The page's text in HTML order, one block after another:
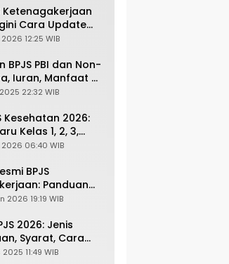
Ketenagakerjaan
Cara Update
HP di JMO
12:25 WIB
BPJS PBI dan Non-
Iuran, Manfaat &
Terbaru 2026
22:32 WIB
Kesehatan 2026:
Kelas 1, 2, 3,
Denda &
2026 06:40 WIB
BPJS
Panduan
dan Fitur
2026 19:19 WIB
2026: Jenis
Syarat, Cara
Riwayat
11:49 WIB